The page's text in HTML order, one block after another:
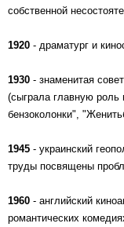
собственной
1920 - драматург и
1930 - знаменитая
(сыграла главную
бензоколонки",
1945 - украинский
труды посвящены
1960 - английский
романтических